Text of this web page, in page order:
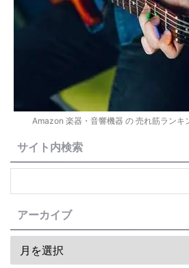
Amazon 楽器・音響機器 の 売れ筋ランキ
サイト内検索
アーカイブ